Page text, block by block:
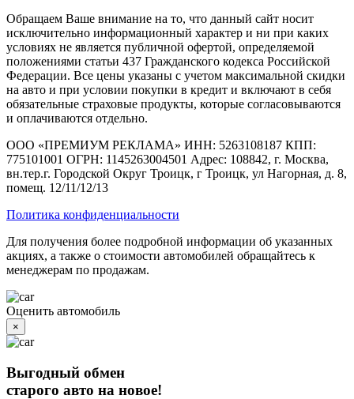
Обращаем Ваше внимание на то, что данный сайт носит
исключительно информационный характер и ни при каких
условиях не является публичной офертой, определяемой
положениями статьи 437 Гражданского кодекса Российской
Федерации. Все цены указаны с учетом максимальной скидки
на авто и при условии покупки в кредит и включают в себя
обязательные страховые продукты, которые согласовываются
и оплачиваются отдельно.
ООО «ПРЕМИУМ РЕКЛАМА» ИНН: 5263108187 КПП:
775101001 ОГРН: 1145263004501 Адрес: 108842, г. Москва,
вн.тер.г. Городской Округ Троицк, г Троицк, ул Нагорная, д. 8,
помещ. 12/11/12/13
Политика конфиденциальности
Для получения более подробной информации об указанных
акциях, а также о стоимости автомобилей обращайтесь к
менеджерам по продажам.
Оценить автомобиль
×
Выгодный обмен
старого авто на новое!